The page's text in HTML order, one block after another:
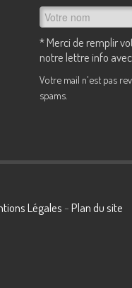
* Merci de remplir
notre lettre info
Votre mail n'est pas
spams.
Légales -Plan du site